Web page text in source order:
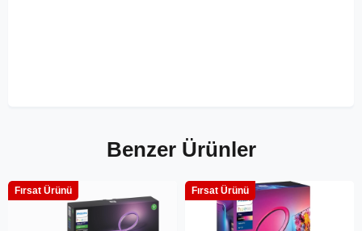
Benzer Ürünler
Fırsat Ürünü Fırsat Ürünü